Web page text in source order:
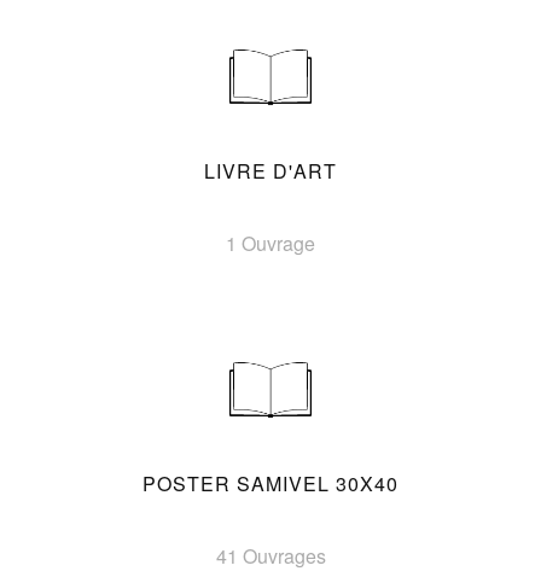
LIVRE D'ART
1 Ouvrage
POSTER SAMIVEL 30X40
41 Ouvrages